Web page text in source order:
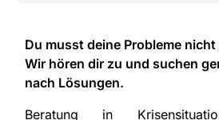
Du musst deine Probleme
Wir hören dir zu und suchen
nach Lösungen.
Beratung in